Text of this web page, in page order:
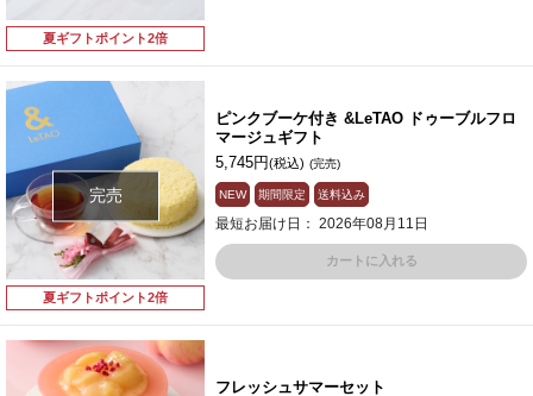
夏ギフトポイント2倍
完売
夏ギフトポイント2倍
ピンクブーケ付き &LeTAO ドゥーブルフロ
マージュギフト
5,745円(税込) (完売)
NEW 期間限定 送料込み
最短お届け日： 2026年08月11日
カートに入れる
フレッシュサマーセット